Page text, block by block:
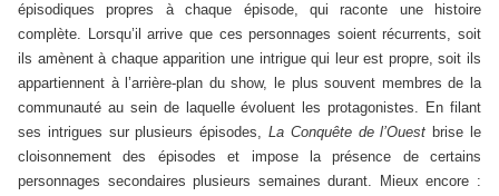
épisodiques propres à chaque épisode, qui raconte une histoire
complète. Lorsqu’il arrive que ces personnages soient récurrents, soit
ils amènent à chaque apparition une intrigue qui leur est propre, soit ils
appartiennent à l’arrière-plan du show, le plus souvent membres de la
communauté au sein de laquelle évoluent les protagonistes. En filant
ses intrigues sur plusieurs épisodes, La Conquête de l’Ouest brise le
cloisonnement des épisodes et impose la présence de certains
personnages secondaires plusieurs semaines durant. Mieux encore :